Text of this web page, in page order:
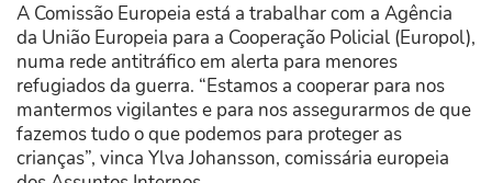
A Comissão Europeia está a trabalhar com a Agência
da União Europeia para a Cooperação Policial (Europol),
numa rede antitráfico em alerta para menores
refugiados da guerra. “Estamos a cooperar para nos
mantermos vigilantes e para nos assegurarmos de que
fazemos tudo o que podemos para proteger as
crianças”, vinca Ylva Johansson, comissária europeia